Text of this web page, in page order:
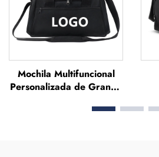
Mochila Multifuncional
Personalizada de Grande
Esportes e Academia,